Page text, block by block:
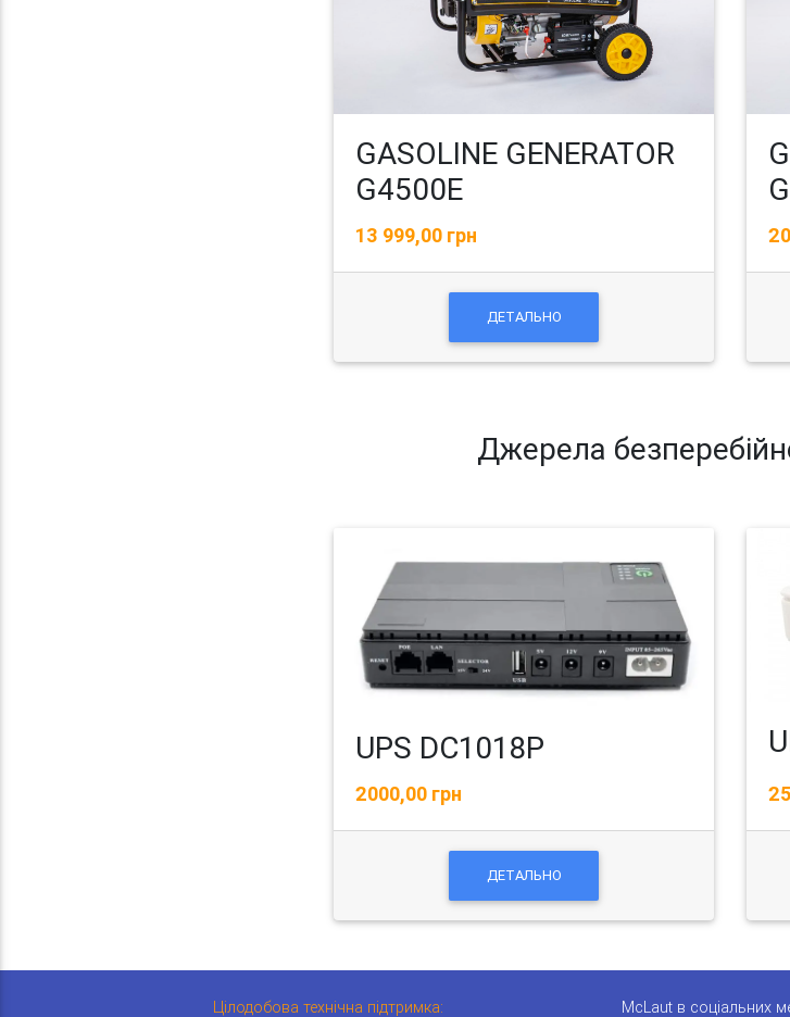
GASOLINE GENERATOR
G4500E
13 999,00 грн
ДЕТАЛЬНО
Джерела
UPS DC1018P
2000,00 грн
ДЕТАЛЬНО
Цілодобова технічна підтримка: McLaut в соціальних